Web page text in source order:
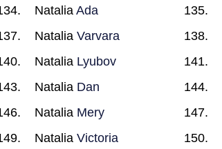
Natalia Ada
Natalia Varvara
Natalia Lyubov
Natalia Dan
Natalia Mery
Natalia Victoria